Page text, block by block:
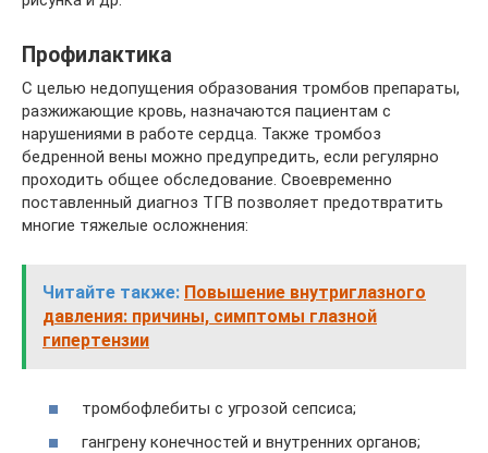
Профилактика
С целью недопущения образования тромбов препараты,
разжижающие кровь, назначаются пациентам с
нарушениями в работе сердца. Также тромбоз
бедренной вены можно предупредить, если регулярно
проходить общее обследование. Своевременно
поставленный диагноз ТГВ позволяет предотвратить
многие тяжелые осложнения:
Читайте также: Повышение внутриглазного
давления: причины, симптомы глазной
гипертензии
тромбофлебиты с угрозой сепсиса;
гангрену конечностей и внутренних органов;